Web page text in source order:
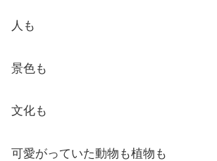
人も
景色も
文化も
可愛がっていた動物も植物も